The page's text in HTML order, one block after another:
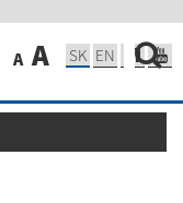
A A SK EN